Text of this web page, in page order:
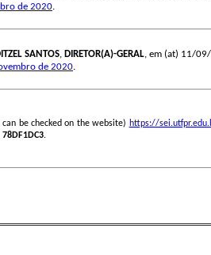
de 2020.
SANTOS, DIRETOR(A)-GERAL, em (at) 11/
de 2020.
be checked on the website) https://
78DF1DC3.